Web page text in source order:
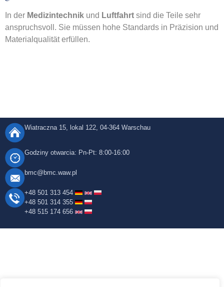
In der Medizintechnik und Luftfahrt sind die Teile sehr
anspruchsvoll. Sie müssen hohe Standards in Präzision und
Materialqualität erfüllen.
Wiatraczna 15, lokal 122, 04-364 Warschau
Godziny otwarcia: Pn-Pt: 8:00-16:00
bmc@bmc.waw.pl
+48 501 313 454
+48 501 314 355
+48 515 174 656